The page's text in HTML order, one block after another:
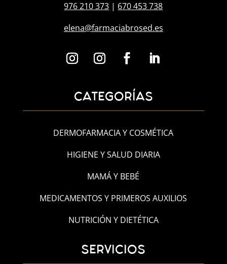
976 210 373 | 670 453 738
elena@farmaciabrosed.es
CATEGORÍAS
DERMOFARMACIA Y COSMÉTICA
HIGIENE Y SALUD DIARIA
MAMÁ Y BEBÉ
MEDICAMENTOS Y PRIMEROS AUXILIOS
NUTRICIÓN Y DIETÉTICA
SERVICIOS